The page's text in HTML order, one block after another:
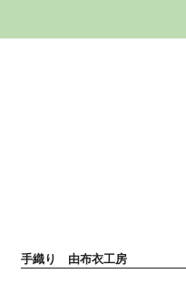
手織り 由布衣工房